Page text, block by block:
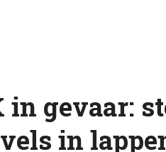
in gevaar:
in